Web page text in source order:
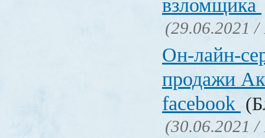
взломщика
(29.06.2021 /
Он-лайн-
продажи
facebook
(30.06.2021 /